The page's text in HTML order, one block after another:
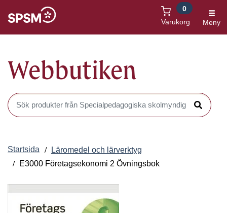
Varukorg
0
Meny
Webbutiken
Sök produkter i Webbutiken
Sök
Startsida
Läromedel och lärverktyg
E3000 Företagsekonomi 2 Övningsbok